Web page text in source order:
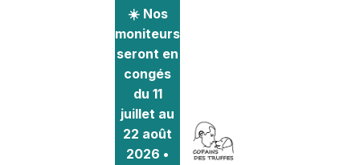
☀️ Nos
moniteurs
seront en
congés
du 11
juillet au
22 août
2026 •